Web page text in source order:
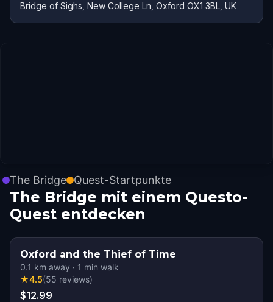
Bridge of Sighs, New College Ln, Oxford OX1 3BL, UK
The Bridge Quest-Startpunkte
The Bridge mit einem Questo-
Quest entdecken
Oxford and the Thief of Time
0.1 km away · 1 min walk
★4.5(55 reviews)
$12.99